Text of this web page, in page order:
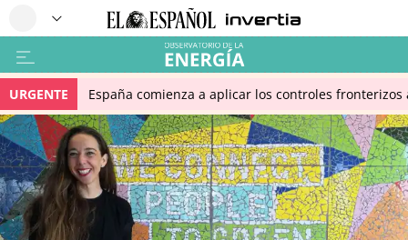
URGENTE España comienza a aplicar los controles